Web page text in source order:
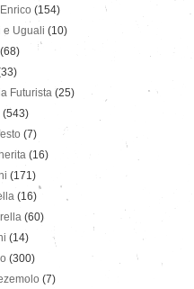
(154)
e Uguali (10)
(68)
Futurista (25)
(543)
(7)
(16)
(171)
(16)
(60)
(14)
(300)
(7)